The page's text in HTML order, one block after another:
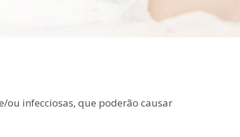
ou infecciosas, que poderão causar